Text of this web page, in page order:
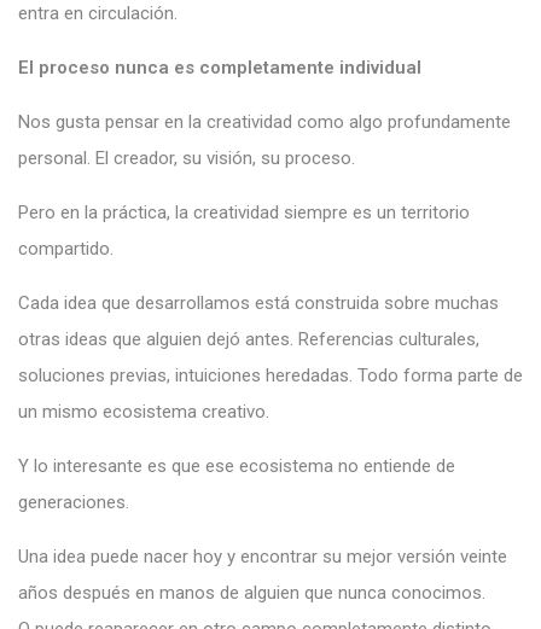
entra en circulación.
El proceso nunca es completamente individual
Nos gusta pensar en la creatividad como algo profundamente
personal. El creador, su visión, su proceso.
Pero en la práctica, la creatividad siempre es un territorio
compartido.
Cada idea que desarrollamos está construida sobre muchas
otras ideas que alguien dejó antes. Referencias culturales,
soluciones previas, intuiciones heredadas. Todo forma parte de
un mismo ecosistema creativo.
Y lo interesante es que ese ecosistema no entiende de
generaciones.
Una idea puede nacer hoy y encontrar su mejor versión veinte
años después en manos de alguien que nunca conocimos.